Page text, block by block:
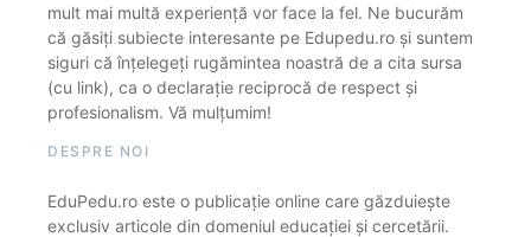
mult mai multă experiență vor face la fel. Ne bucurăm
că găsiți subiecte interesante pe Edupedu.ro și suntem
siguri că înțelegeți rugămintea noastră de a cita sursa
(cu link), ca o declarație reciprocă de respect și
profesionalism. Vă mulțumim!
DESPRE NOI
EduPedu.ro este o publicație online care găzduiește
exclusiv articole din domeniul educației și cercetării.